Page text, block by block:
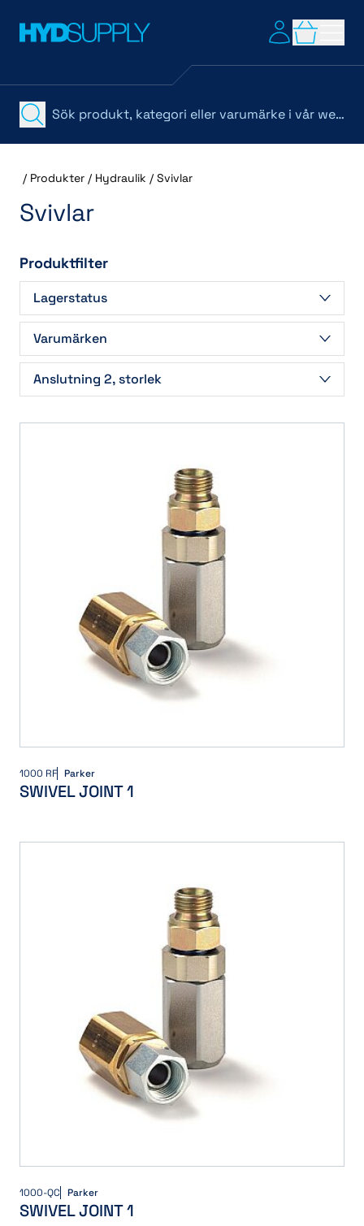
/ Produkter / Hydraulik / Svivlar
Svivlar
Produktfilter
Lagerstatus
Beställningsvara
(8)
Varumärken
Parker
(8)
Anslutning 2, storlek
1000 RF Parker
SWIVEL JOINT 1
1000-QC Parker
SWIVEL JOINT 1